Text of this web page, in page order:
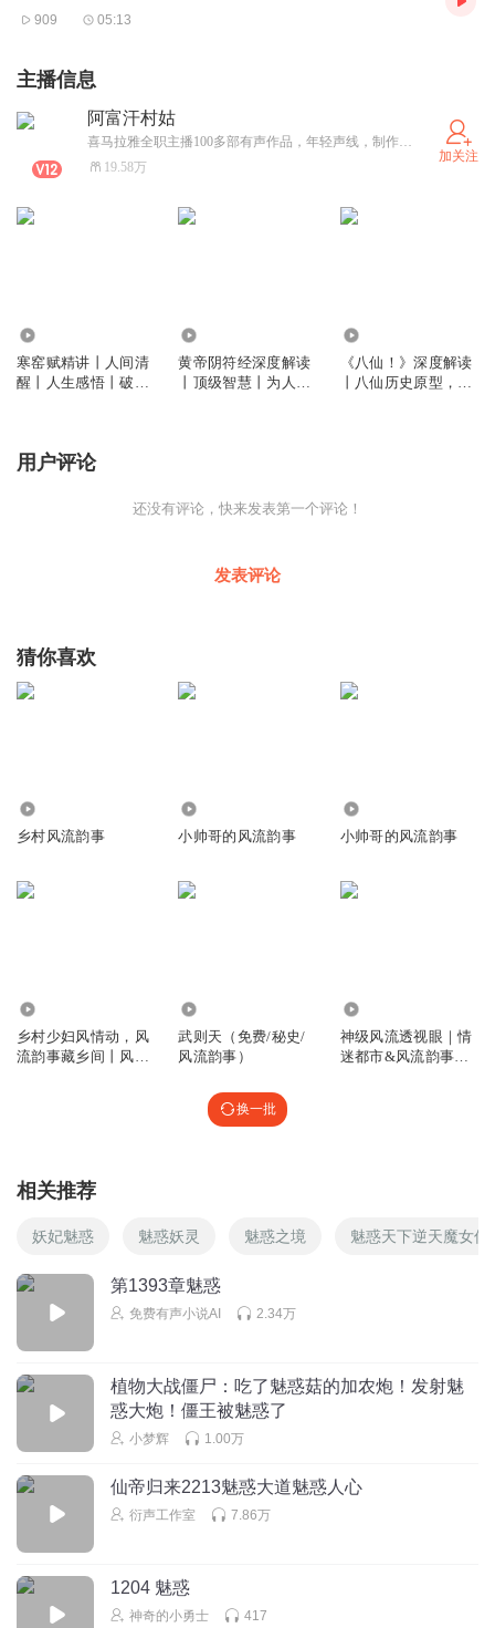
909 05:13
主播信息
阿富汗村姑
喜马拉雅全职主播100多部有声作品，年轻声线，制作团队，运 营团队成熟，合作戳
19.58万
加关注
寒窑赋精讲丨人间清
醒丨人生感悟丨破局
黄帝阴符经深度解读
丨顶级智慧丨为人处
《八仙！》深度解读
丨八仙历史原型，电
用户评论
还没有评论，快来发表第一个评论！
发表评论
猜你喜欢
乡村风流韵事 小帅哥的风流韵事 小帅哥的风流韵事
乡村少妇风情动，风
流韵事藏乡间丨风流
武则天（免费/秘史/
风流韵事）
神级风流透视眼｜情
迷都市&风流韵事｜
换一批
相关推荐
妖妃魅惑 魅惑妖灵 魅惑之境 魅惑天下逆天魔女传
第1393章魅惑
免费有声小说AI 2.34万
植物大战僵尸：吃了魅惑菇的加农炮！发射魅
惑大炮！僵王被魅惑了
小梦辉 1.00万
仙帝归来2213魅惑大道魅惑人心
衍声工作室 7.86万
1204 魅惑
神奇的小勇士 417